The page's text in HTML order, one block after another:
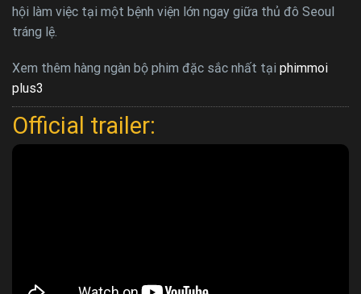
hội làm việc tại một bệnh viện lớn ngay giữa thủ đô Seoul
tráng lệ.
Xem thêm hàng ngàn bộ phim đặc sắc nhất tại phimmoi
plus3
Official trailer: